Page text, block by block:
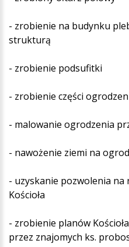
- zrobienie na budynku
strukturą
- zrobienie podsufitki
- zrobienie części
- malowanie ogrodzenia
- nawożenie ziemi na
- uzyskanie pozwolenia
Kościoła
- zrobienie planów
przez znajomych ks.